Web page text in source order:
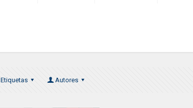
Etiquetas Autores